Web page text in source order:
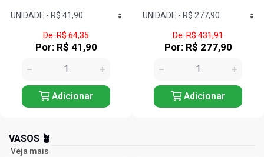
De: R$ 431,91
Por: R$ 277,90
Adicionar
De: R$ 274,44
Por: R$ 175,90
Adicionar
VASOS 🪴
Veja mais